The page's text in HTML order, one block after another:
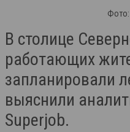
В столице
работающих
запланировали
выяснили
Superjob.